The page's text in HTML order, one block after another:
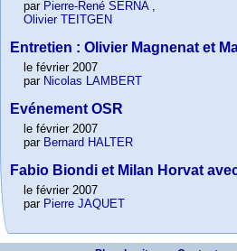
par Pierre-René SERNA,
Olivier TEITGEN
Entretien : Olivier Magnenat et
le février 2007
par Nicolas LAMBERT
Evénement OSR
le février 2007
par Bernard HALTER
Fabio Biondi et Milan Horvat
le février 2007
par Pierre JAQUET